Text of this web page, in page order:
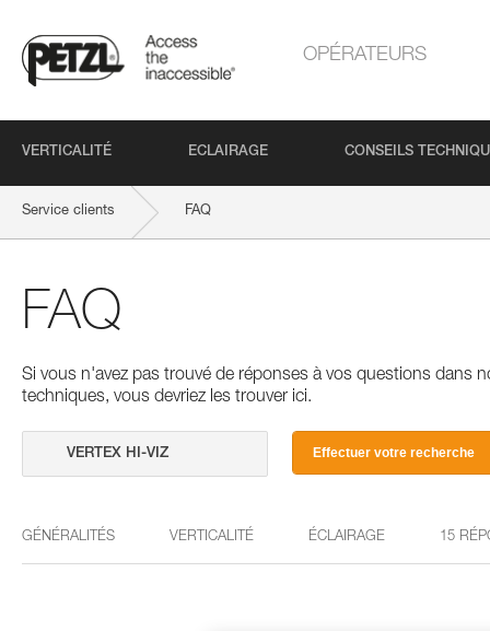
OPÉRATEURS
VERTICALITÉ ECLAIRAGE CONSEILS
Service clients FAQ
FAQ
Si vous n'avez pas trouvé de réponses à vos questions dans
techniques, vous devriez les trouver ici.
Effectuer votre recherche
GÉNÉRALITÉS VERTICALITÉ ÉCLAIRAGE 15